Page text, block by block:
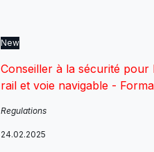
New
Conseiller à la sécurité
rail et voie navigable -
Regulations
24.02.2025